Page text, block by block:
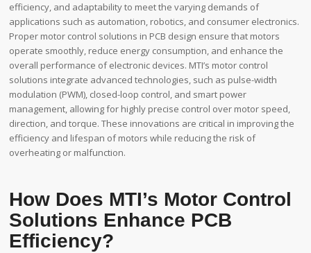
efficiency, and adaptability to meet the varying demands of
applications such as automation, robotics, and consumer electronics.
Proper motor control solutions in PCB design ensure that motors
operate smoothly, reduce energy consumption, and enhance the
overall performance of electronic devices. MTI’s motor control
solutions integrate advanced technologies, such as pulse-width
modulation (PWM), closed-loop control, and smart power
management, allowing for highly precise control over motor speed,
direction, and torque. These innovations are critical in improving the
efficiency and lifespan of motors while reducing the risk of
overheating or malfunction.
How Does MTI’s Motor Control
Solutions Enhance PCB
Efficiency?